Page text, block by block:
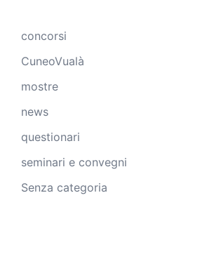
concorsi
CuneoVualà
mostre
news
questionari
seminari e convegni
Senza categoria